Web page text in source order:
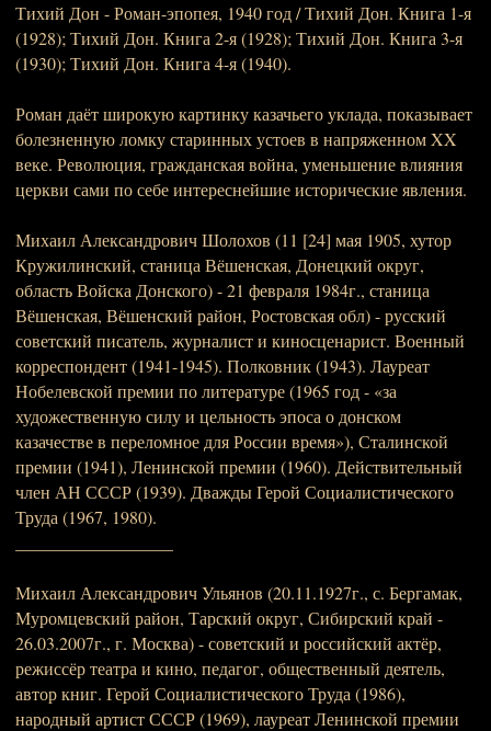
Тихий Дон - Роман-эпопея, 1940 год / Тихий Дон. Книга 1-я
(1928); Тихий Дон. Книга 2-я (1928); Тихий Дон. Книга 3-я
(1930); Тихий Дон. Книга 4-я (1940).
Роман даёт широкую картинку казачьего уклада, показывает
болезненную ломку старинных устоев в напряженном XX
веке. Революция, гражданская война, уменьшение влияния
церкви сами по себе интереснейшие исторические явления.
Михаил Александрович Шолохов (11 [24] мая 1905, хутор
Кружилинский, станица Вёшенская, Донецкий округ,
область Войска Донского) - 21 февраля 1984г., станица
Вёшенская, Вёшенский район, Ростовская обл) - русский
советский писатель, журналист и киносценарист. Военный
корреспондент (1941-1945). Полковник (1943). Лауреат
Нобелевской премии по литературе (1965 год - «за
художественную силу и цельность эпоса о донском
казачестве в переломное для России время»), Сталинской
премии (1941), Ленинской премии (1960). Действительный
член АН СССР (1939). Дважды Герой Социалистического
Труда (1967, 1980).
Михаил Александрович Ульянов (20.11.1927г., с. Бергамак,
Муромцевский район, Тарский округ, Сибирский край -
26.03.2007г., г. Москва) - советский и российский актёр,
режиссёр театра и кино, педагог, общественный деятель,
автор книг. Герой Социалистического Труда (1986),
народный артист СССР (1969), лауреат Ленинской премии